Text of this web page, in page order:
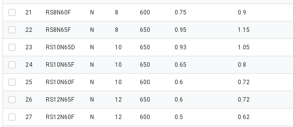
21 RS8N60F N 8 600 0.75 0.9
22 RS8N65F N 8 650 0.95 1.15
23 RS10N65D N 10 650 0.93 1.05
24 RS10N65F N 10 650 0.65 0.8
25 RS10N60F N 10 600 0.6 0.72
26 RS12N65F N 12 650 0.6 0.72
27 RS12N60F N 12 600 0.5 0.62